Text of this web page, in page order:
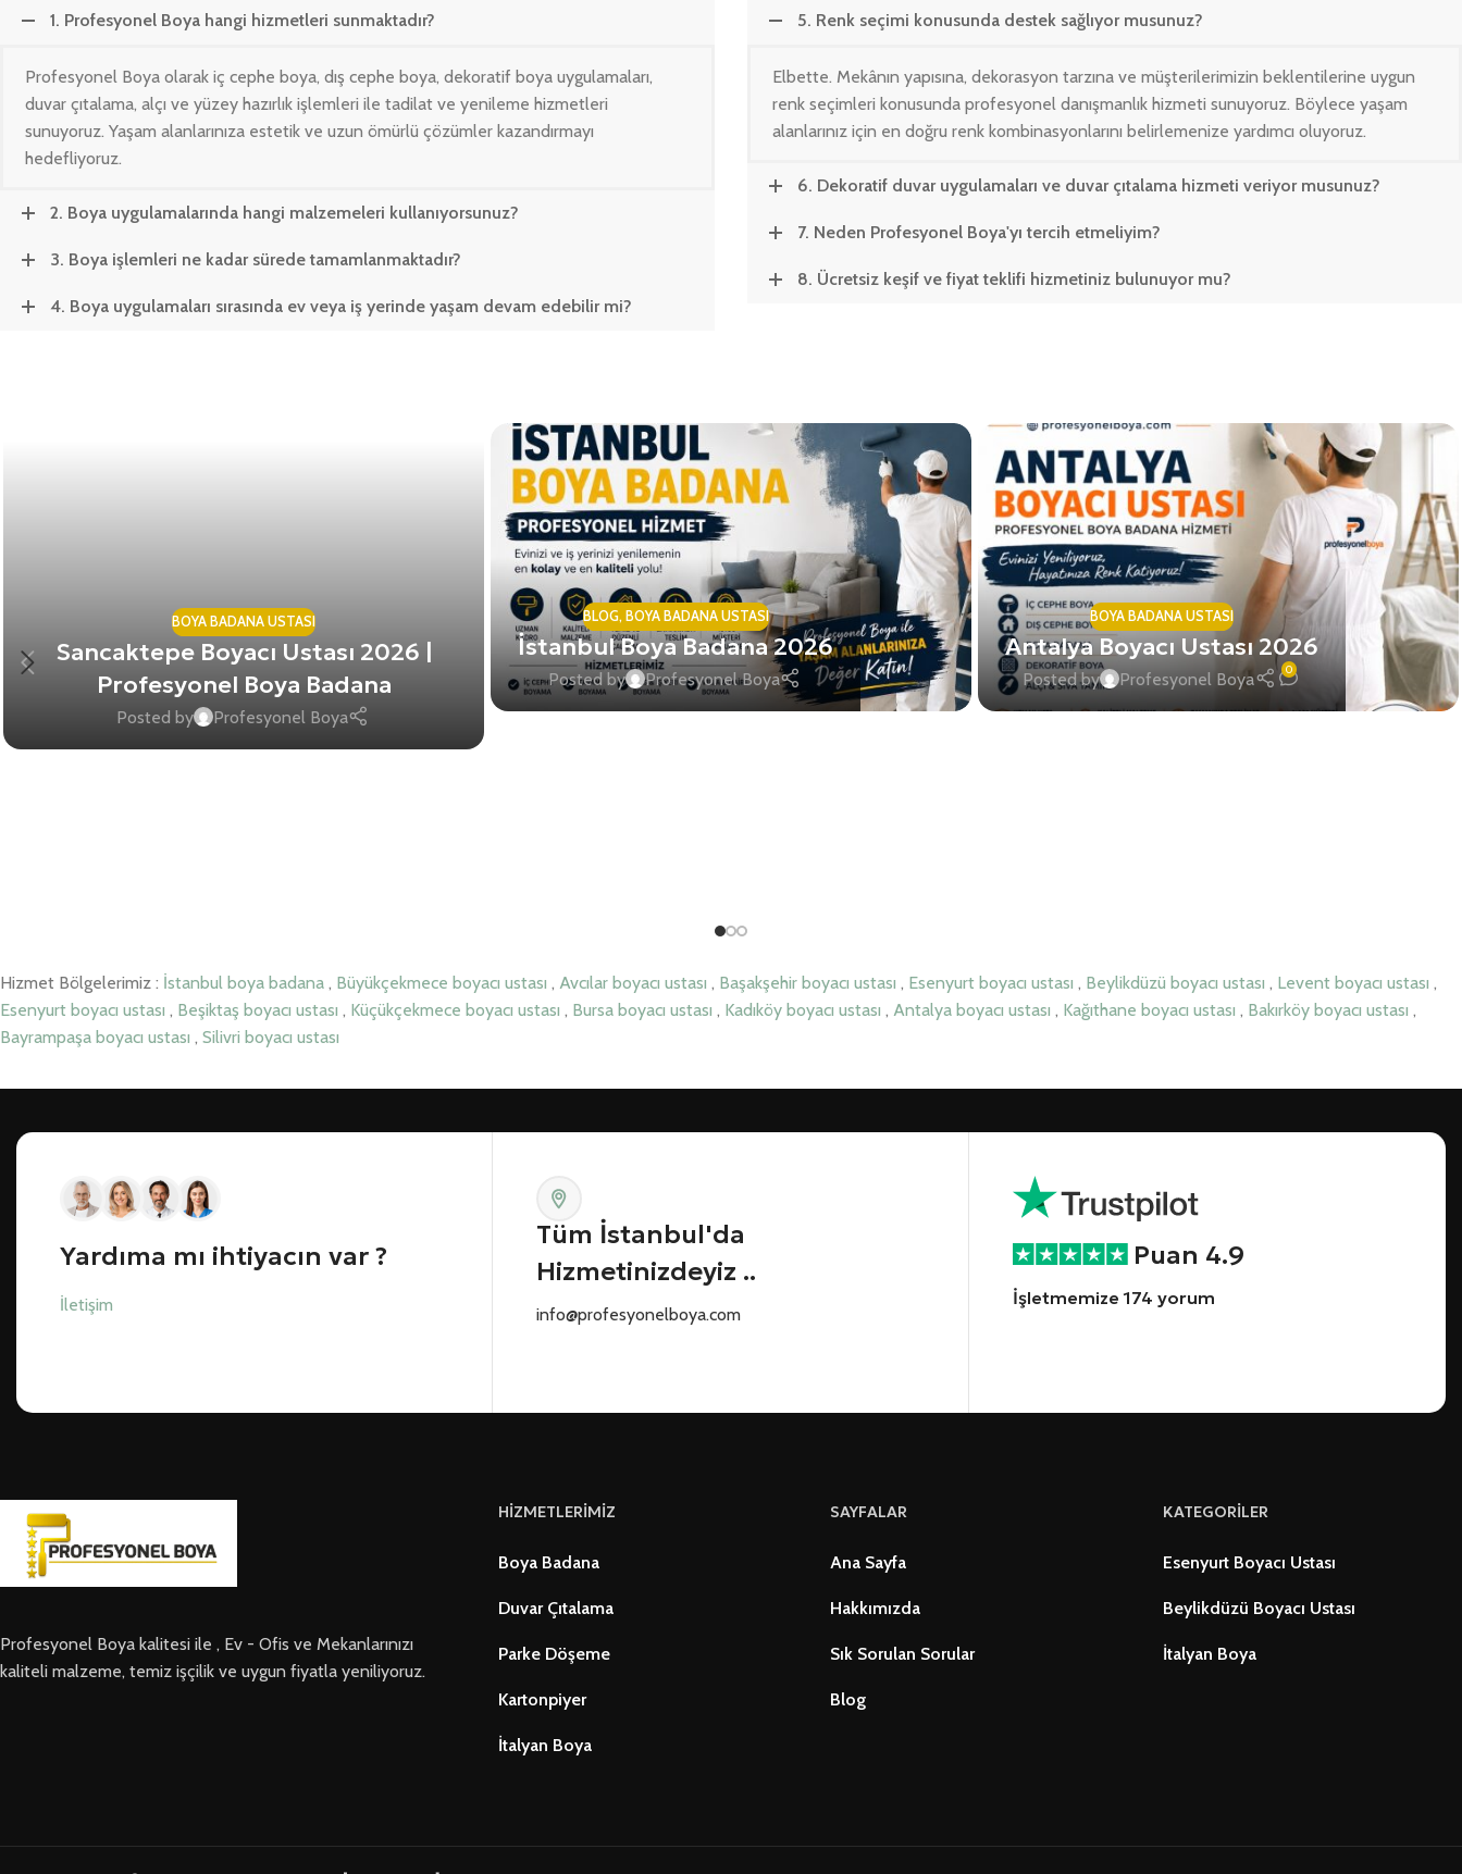
1. Profesyonel Boya hangi hizmetleri sunmaktadır?
Profesyonel Boya olarak iç cephe boya, dış cephe boya, dekoratif boya uygulamaları,
duvar çıtalama, alçı ve yüzey hazırlık işlemleri ile tadilat ve yenileme hizmetleri
sunuyoruz. Yaşam alanlarınıza estetik ve uzun ömürlü çözümler kazandırmayı
hedefliyoruz.
2. Boya uygulamalarında hangi malzemeleri kullanıyorsunuz?
3. Boya işlemleri ne kadar sürede tamamlanmaktadır?
4. Boya uygulamaları sırasında ev veya iş yerinde yaşam devam edebilir mi?
5. Renk seçimi konusunda destek sağlıyor musunuz?
Elbette. Mekânın yapısına, dekorasyon tarzına ve müşterilerimizin beklentilerine uygun
renk seçimleri konusunda profesyonel danışmanlık hizmeti sunuyoruz. Böylece yaşam
alanlarınız için en doğru renk kombinasyonlarını belirlemenize yardımcı oluyoruz.
6. Dekoratif duvar uygulamaları ve duvar çıtalama hizmeti veriyor musunuz?
7. Neden Profesyonel Boya'yı tercih etmeliyim?
8. Ücretsiz keşif ve fiyat teklifi hizmetiniz bulunuyor mu?
BOYA BADANA USTASI
Sancaktepe Boyacı Ustası 2026 |
Profesyonel Boya Badana
Posted by Profesyonel Boya
BLOG, BOYA BADANA USTASI
İstanbul Boya Badana 2026
Posted by Profesyonel Boya
BOYA BADANA USTASI
Antalya Boyacı Ustası 2026
Posted by Profesyonel Boya 0
Hizmet Bölgelerimiz : İstanbul boya badana , Büyükçekmece boyacı ustası , Avcılar boyacı ustası , Başakşehir boyacı ustası , Esenyurt boyacı ustası , Beylikdüzü boyacı ustası , Levent boyacı ustası ,
Esenyurt boyacı ustası , Beşiktaş boyacı ustası , Küçükçekmece boyacı ustası , Bursa boyacı ustası , Kadıköy boyacı ustası , Antalya boyacı ustası , Kağıthane boyacı ustası , Bakırköy boyacı ustası ,
Bayrampaşa boyacı ustası , Silivri boyacı ustası
Yardıma mı ihtiyacın var ?
İletişim
Tüm İstanbul'da
Hizmetinizdeyiz ..
info@profesyonelboya.com
Puan 4.9
İşletmemize 174 yorum
Profesyonel Boya kalitesi ile , Ev - Ofis ve Mekanlarınızı
kaliteli malzeme, temiz işçilik ve uygun fiyatla yeniliyoruz.
HİZMETLERİMİZ
Boya Badana
Duvar Çıtalama
Parke Döşeme
Kartonpiyer
İtalyan Boya
SAYFALAR
Ana Sayfa
Hakkımızda
Sık Sorulan Sorular
Blog
KATEGORİLER
Esenyurt Boyacı Ustası
Beylikdüzü Boyacı Ustası
İtalyan Boya